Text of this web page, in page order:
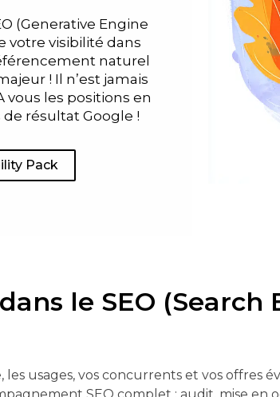
(Generative Engine
votre visibilité dans
naturel
! Il n’est jamais
vous les positions en
de résultat Google !
Pack
le SEO (Search
usages, vos concurrents et vos offres